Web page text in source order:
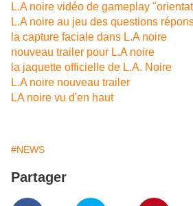
L.A noire vidéo de gameplay
L.A noire au jeu des questions
la capture faciale dans L.A noire
nouveau trailer pour L.A noire
la jaquette officielle de L.A. Noire
L.A noire nouveau trailer
LA noire vu d'en haut
#NEWS
Partager